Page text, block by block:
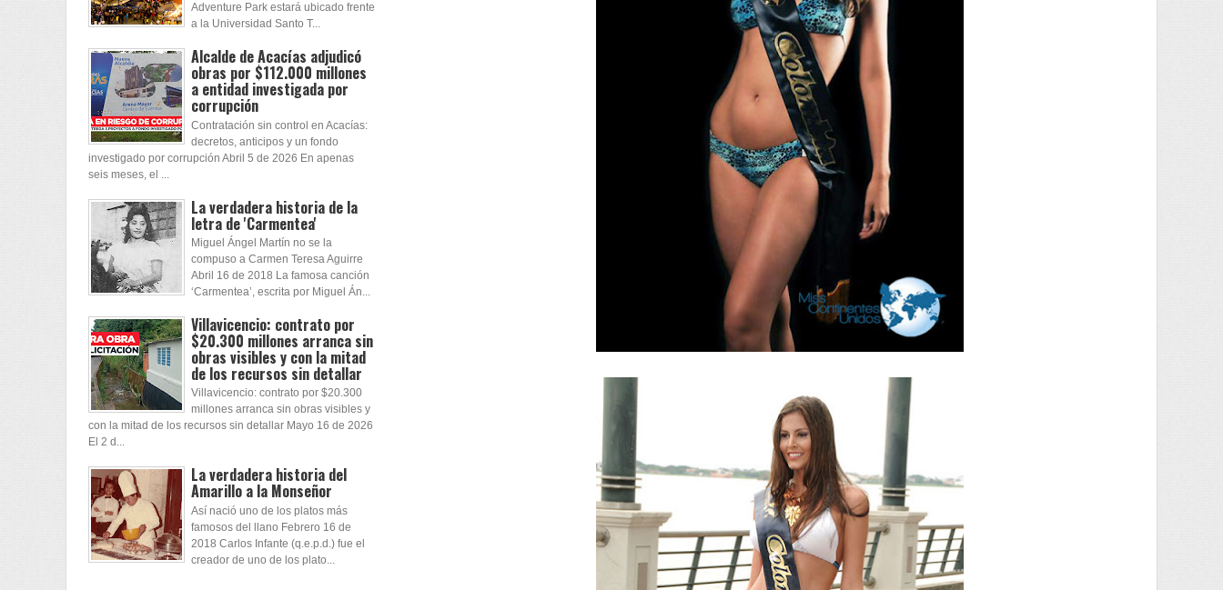
Adventure Park estará ubicado frente
a la Universidad Santo T...
Alcalde de Acacías adjudicó
obras por $112.000 millones
a entidad investigada por
corrupción
Contratación sin control en Acacías:
decretos, anticipos y un fondo
investigado por corrupción Abril 5 de 2026 En apenas
seis meses, el ...
La verdadera historia de la
letra de 'Carmentea'
Miguel Ángel Martín no se la
compuso a Carmen Teresa Aguirre
Abril 16 de 2018 La famosa canción
‘Carmentea’, escrita por Miguel Án...
Villavicencio: contrato por
$20.300 millones arranca sin
obras visibles y con la mitad
de los recursos sin detallar
Villavicencio: contrato por $20.300
millones arranca sin obras visibles y
con la mitad de los recursos sin detallar Mayo 16 de 2026
El 2 d...
La verdadera historia del
Amarillo a la Monseñor
Así nació uno de los platos más
famosos del llano Febrero 16 de
2018 Carlos Infante (q.e.p.d.) fue el
creador de uno de los plato...